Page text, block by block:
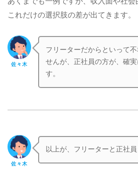
これだけの選択肢の差が出てきます。
佐々木
フリーターだからといって
せんが、正社員の方が、確
す。
佐々木
以上が、フリーターと正社員